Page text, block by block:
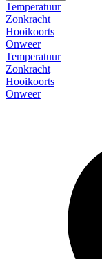
Temperatuur
Zonkracht
Hooikoorts
Onweer
Temperatuur
Zonkracht
Hooikoorts
Onweer